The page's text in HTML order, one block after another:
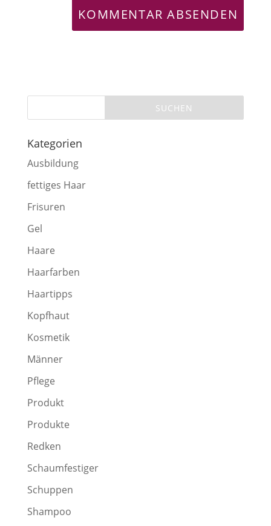
Kategorien
Ausbildung
fettiges Haar
Frisuren
Gel
Haare
Haarfarben
Haartipps
Kopfhaut
Kosmetik
Männer
Pflege
Produkt
Produkte
Redken
Schaumfestiger
Schuppen
Shampoo